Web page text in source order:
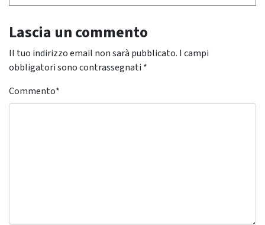
Lascia un commento
Il tuo indirizzo email non sarà pubblicato. I campi
obbligatori sono contrassegnati *
Commento*